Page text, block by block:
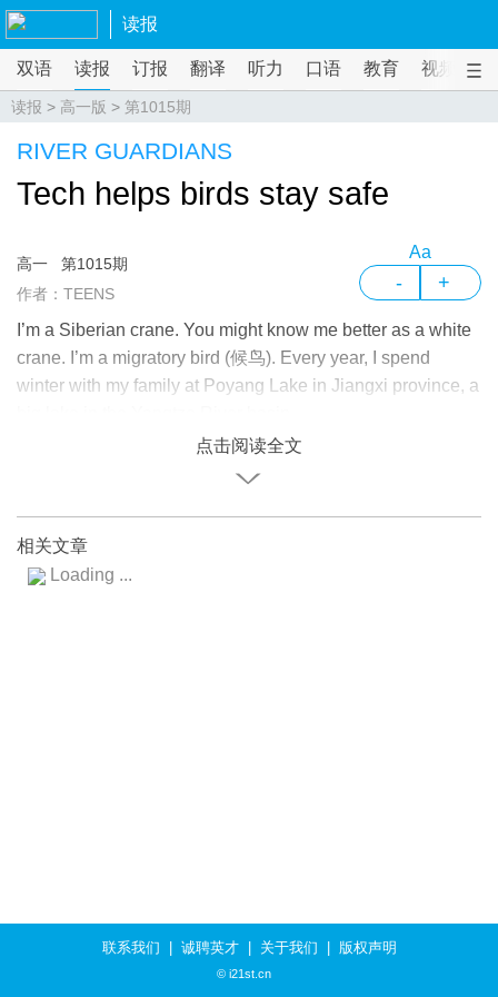
读报
双语 读报 订报 翻译 听力 口语 教育 视频
读报 > 高一版 > 第1015期
RIVER GUARDIANS
Tech helps birds stay safe
高一
第1015期
作者：TEENS
Aa
- +
I’m a Siberian crane. You might know me better as a white
crane. I’m a migratory bird (候鸟). Every year, I spend
winter with my family at Poyang Lake in Jiangxi province, a
点击阅读全文
相关文章
Loading ...
联系我们 诚聘英才| 关于我们 版权声明
© i21st.cn